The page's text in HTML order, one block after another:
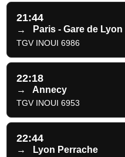
21:44
→ Paris - Gare de Lyon
TGV INOUI 6986
22:18
→ Annecy
TGV INOUI 6953
22:44
→ Lyon Perrache